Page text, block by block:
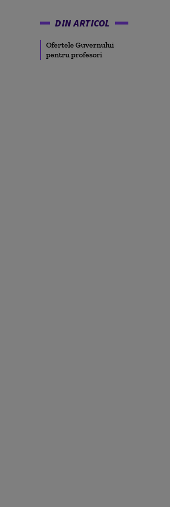
DIN ARTICOL
Ofertele Guvernului
pentru profesori